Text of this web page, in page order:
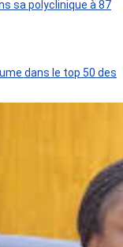
sa polyclinique à 87
dans le top 50 des